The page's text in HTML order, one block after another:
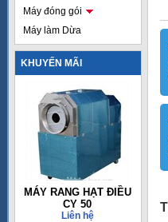
Máy đóng gói
Máy làm Dừa
KHUYẾN MÃI
MÁY RANG HẠT ĐIỀU
CY 50
Liên hệ